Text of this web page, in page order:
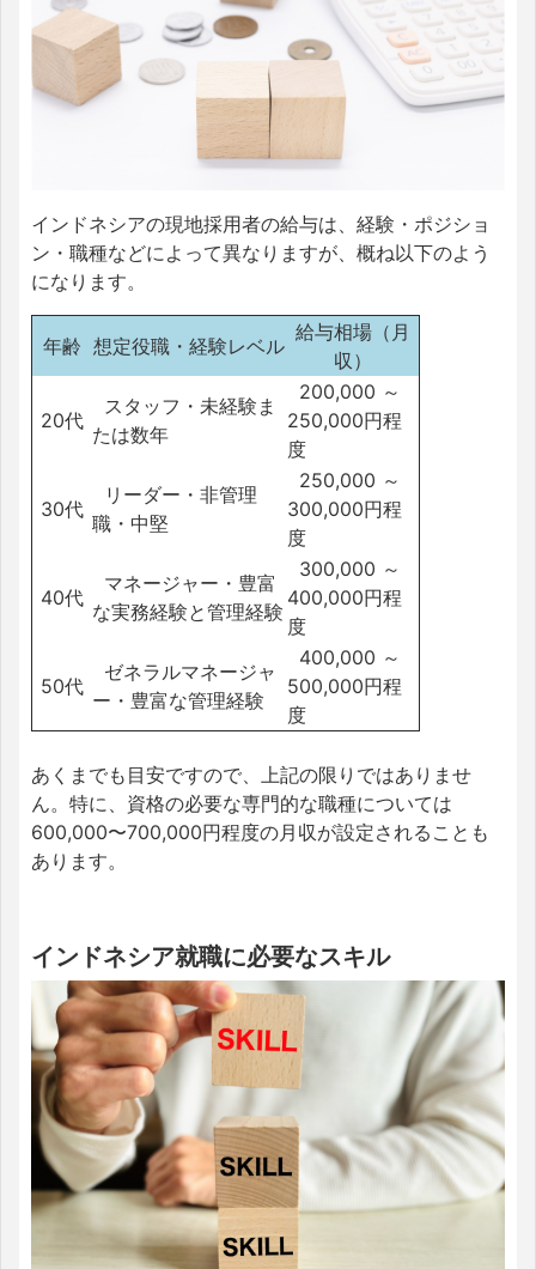
インドネシアの現地採用者の給与は、経験・ポジショ
ン・職種などによって異なりますが、概ね以下のよう
になります。
年齢 想定役職・経験レベル
給与相場（月
収）
20代
スタッフ・未経験ま
たは数年
200,000 ～
250,000円程
度
30代
リーダー・非管理
職・中堅
250,000 ～
300,000円程
度
40代
マネージャー・豊富
な実務経験と管理経験
300,000 ～
400,000円程
度
50代
ゼネラルマネージャ
ー・豊富な管理経験
400,000 ～
500,000円程
度
あくまでも目安ですので、上記の限りではありませ
ん。特に、資格の必要な専門的な職種については
600,000〜700,000円程度の月収が設定されることも
あります。
インドネシア就職に必要なスキル